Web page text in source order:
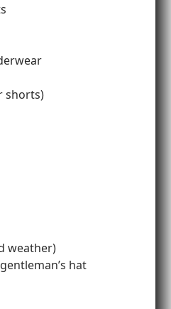
shorts)
weather)
hat